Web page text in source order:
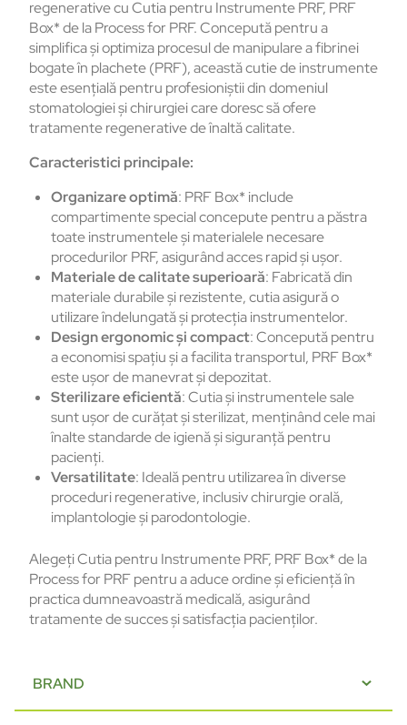
regenerative cu Cutia pentru Instrumente PRF, PRF
Box* de la Process for PRF. Concepută pentru a
simplifica și optimiza procesul de manipulare a fibrinei
bogate în plachete (PRF), această cutie de instrumente
este esențială pentru profesioniștii din domeniul
stomatologiei și chirurgiei care doresc să ofere
tratamente regenerative de înaltă calitate.
Caracteristici principale:
Organizare optimă: PRF Box* include
compartimente special concepute pentru a păstra
toate instrumentele și materialele necesare
procedurilor PRF, asigurând acces rapid și ușor.
Materiale de calitate superioară: Fabricată din
materiale durabile și rezistente, cutia asigură o
utilizare îndelungată și protecția instrumentelor.
Design ergonomic și compact: Concepută pentru
a economisi spațiu și a facilita transportul, PRF Box*
este ușor de manevrat și depozitat.
Sterilizare eficientă: Cutia și instrumentele sale
sunt ușor de curățat și sterilizat, menținând cele mai
înalte standarde de igienă și siguranță pentru
pacienți.
Versatilitate: Ideală pentru utilizarea în diverse
proceduri regenerative, inclusiv chirurgie orală,
implantologie și parodontologie.
Alegeți Cutia pentru Instrumente PRF, PRF Box* de la
Process for PRF pentru a aduce ordine și eficiență în
practica dumneavoastră medicală, asigurând
tratamente de succes și satisfacția pacienților.
BRAND